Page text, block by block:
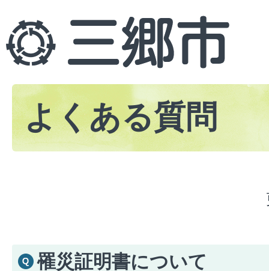
よくある質問
罹災証明書について